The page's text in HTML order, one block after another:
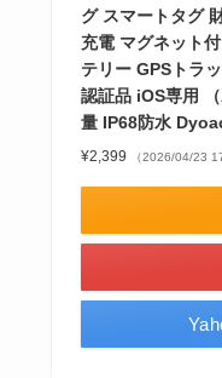
グ スマートタグ
充電 マグネット
テリー GPSトラ
認証品 iOS専用
量 IP68防水
¥2,399 （2026/04/23